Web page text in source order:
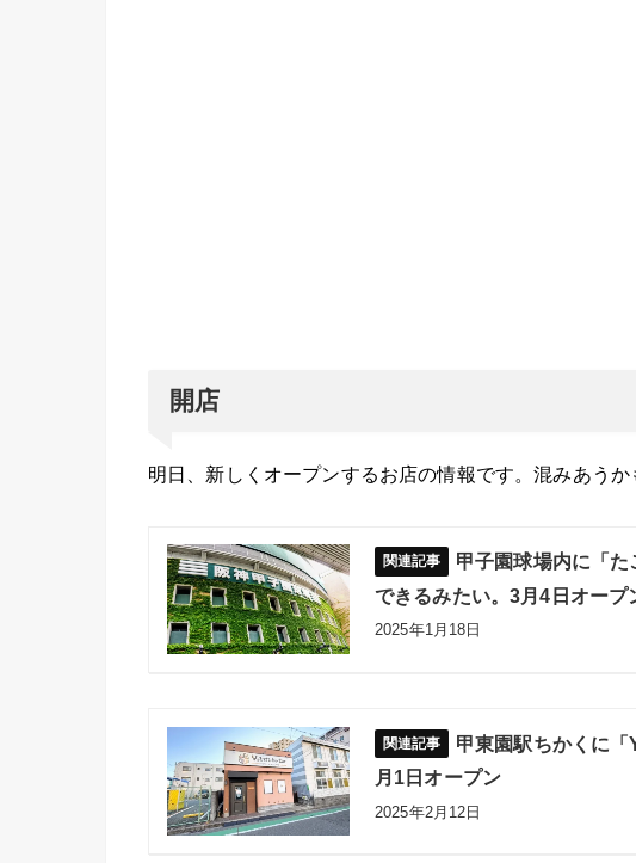
開店
明日、新しくオープンするお店の情報です。混みあうか
甲子園球場内に「
できるみたい。3月4日オープ
2025年1月18日
甲東園駅ちかくに
月1日オープン
2025年2月12日